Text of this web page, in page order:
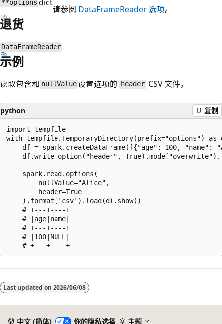
**options dict
请参阅 DataFrameReader 选项。
退货
DataFrameReader
示例
读取包含和 nullValue设置选项的 header CSV 文件。
python 复制
import tempfile
with tempfile.TemporaryDirectory(prefix="options") as
df = spark.createDataFrame([{"age": 100, "name":
df.write.option("header",
    spark.read.options(
        nullValue="Alice",
        header=True
    ).format('csv').load(d).show()
    # +---+----+
    # |age|name|
    # +---+----+
    # |100|NULL|
模
式
Last updated on 2026/06/08
中文 (简体) 你的隐私选择 主题